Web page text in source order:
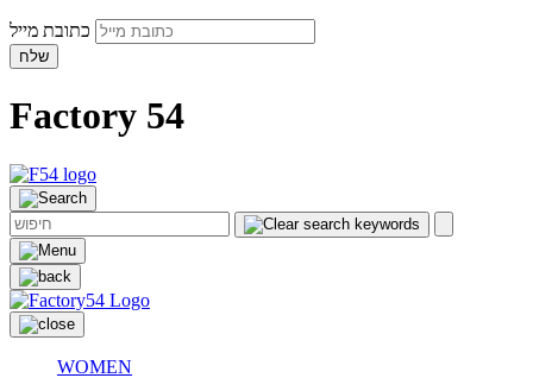
שלח
Factory 54
WOMEN